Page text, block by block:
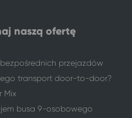
Kalisz
Jastrzębia Góra
Kalisz
Włocławek
Kalisz
Władysławowo
Kalisz
Kalisz
Gdynia
naszą ofertę
bezpośrednich przejazdów
transport door-to-door?
Mix
busa 9-osobowego